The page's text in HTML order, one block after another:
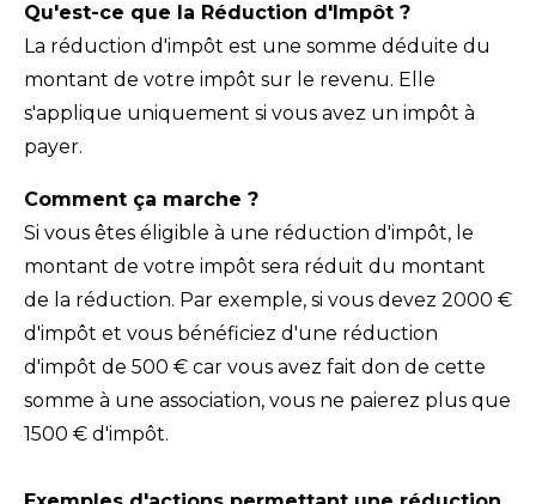
Qu'est-ce que la Réduction d'Impôt ?
La réduction d'impôt est une somme déduite du
montant de votre impôt sur le revenu. Elle
s'applique uniquement si vous avez un impôt à
payer.
Comment ça marche ?
Si vous êtes éligible à une réduction d'impôt, le
montant de votre impôt sera réduit du montant
de la réduction. Par exemple, si vous devez 2000 €
d'impôt et vous bénéficiez d'une réduction
d'impôt de 500 € car vous avez fait don de cette
somme à une association, vous ne paierez plus que
1500 € d'impôt.